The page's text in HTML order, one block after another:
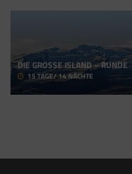
DIE GROSSE ISLAND – RUNDE
15 TAGE/ 14 NÄCHTE